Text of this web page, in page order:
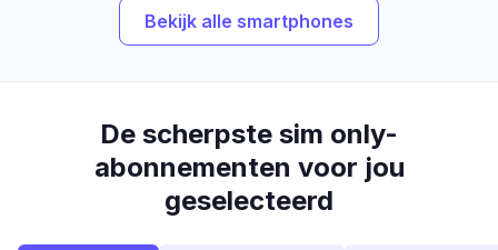
Bekijk alle smartphones
De scherpste sim only-
abonnementen voor jou
geselecteerd